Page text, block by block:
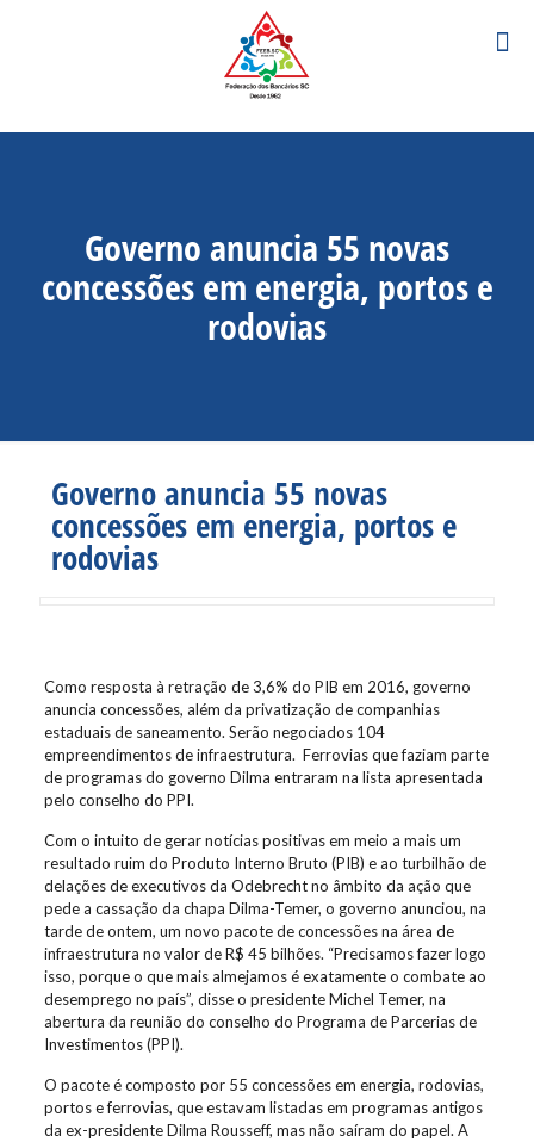
Governo anuncia 55 novas
concessões em energia, portos e
rodovias
Governo anuncia 55 novas
concessões em energia, portos e
rodovias
Como resposta à retração de 3,6% do PIB em 2016, governo
anuncia concessões, além da privatização de companhias
estaduais de saneamento. Serão negociados 104
empreendimentos de infraestrutura. Ferrovias que faziam parte
de programas do governo Dilma entraram na lista apresentada
pelo conselho do PPI.
Com o intuito de gerar notícias positivas em meio a mais um
resultado ruim do Produto Interno Bruto (PIB) e ao turbilhão de
delações de executivos da Odebrecht no âmbito da ação que
pede a cassação da chapa Dilma-Temer, o governo anunciou, na
tarde de ontem, um novo pacote de concessões na área de
infraestrutura no valor de R$ 45 bilhões. “Precisamos fazer logo
isso, porque o que mais almejamos é exatamente o combate ao
desemprego no país”, disse o presidente Michel Temer, na
abertura da reunião do conselho do Programa de Parcerias de
Investimentos (PPI).
O pacote é composto por 55 concessões em energia, rodovias,
portos e ferrovias, que estavam listadas em programas antigos
da ex-presidente Dilma Rousseff, mas não saíram do papel. A